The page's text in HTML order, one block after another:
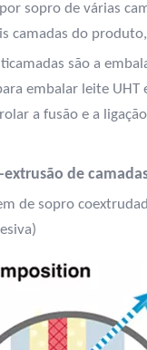
sopro de várias
camadas do
são a
embalar leite
a fusão e a
de
de sopro